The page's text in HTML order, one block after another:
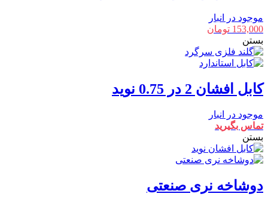
موجود در انبار
153,000 تومان
بستن
کابل افشان 2 در 0.75 نوید
موجود در انبار
تماس بگیرید
بستن
دوشاخه نری صنعتی